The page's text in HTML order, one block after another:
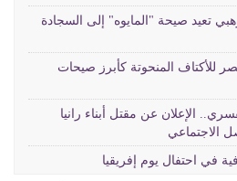
هيفاء وهبي تعيد صيحة "المايوه" إلى السجادة
للأكتاف المنحوتة كأبرز صيحات
الإعلان عن مقتل أبناء رانيا
الاجتماعي
في احتفال يوم إفريقيا